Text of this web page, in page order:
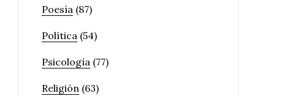
Poesía (87)
Política (54)
Psicología (77)
Religión (63)